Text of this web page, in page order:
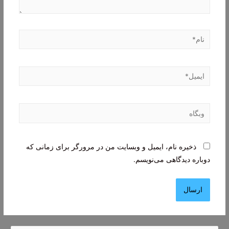
نام*
ایمیل*
وبگاه
ذخیره نام، ایمیل و وبسایت من در مرورگر برای زمانی که
دوباره دیدگاهی می‌نویسم.